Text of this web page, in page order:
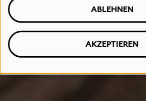
ABLEHNEN
AKZEPTIEREN